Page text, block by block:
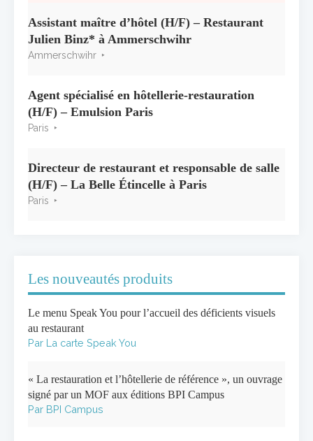
40 ans chez Georges Blanc
3 juillet 2026
Assistant maître d’hôtel (H/F) – Restaurant
Julien Binz* à Ammerschwihr
Ammerschwihr
Agent spécialisé en hôtellerie-restauration
(H/F) – Emulsion Paris
Paris
Directeur de restaurant et responsable de salle
(H/F) – La Belle Étincelle à Paris
Paris
Les nouveautés produits
Le menu Speak You pour l’accueil des déficients visuels
au restaurant
Par La carte Speak You
« La restauration et l’hôtellerie de référence », un ouvrage
signé par un MOF aux éditions BPI Campus
Par BPI Campus